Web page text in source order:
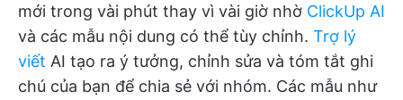
mới trong vài phút thay vì vài giờ nhờ ClickUp AI
và các mẫu nội dung có thể tùy chỉnh. Trợ lý
viết AI tạo ra ý tưởng, chỉnh sửa và tóm tắt ghi
chú của bạn để chia sẻ với nhóm. Các mẫu như